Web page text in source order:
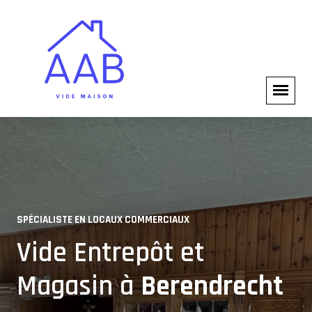
SPÉCIALISTE EN LOCAUX COMMERCIAUX
Vide Entrepôt et
Magasin àBerendrecht
SERVICES PROFESSIONNELS
Solutions pour
Professionnels